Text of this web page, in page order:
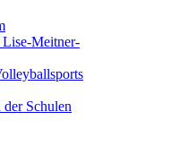
Lise-Meitner-
der Schulen